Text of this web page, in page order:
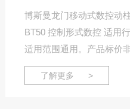
博斯曼龙门移动式数控动
BT50 控制形式数控 适用
适用范围通用。产品标价
请电联！
了解更多 >